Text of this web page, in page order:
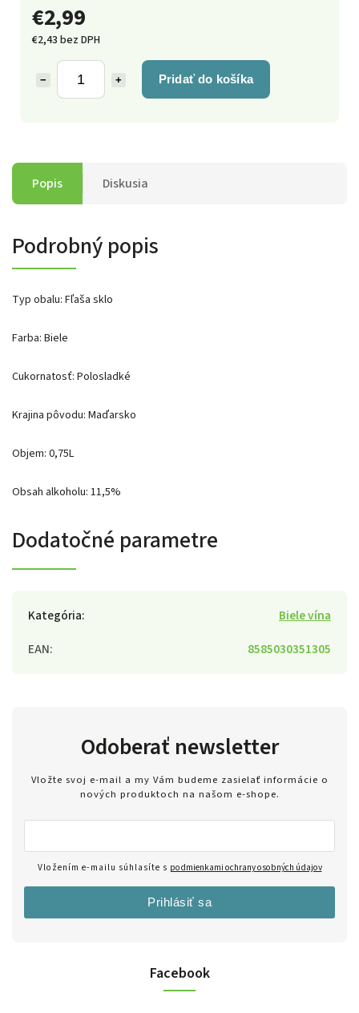
€2,99
€2,43 bez DPH
+
− Pridať do košíka
Popis Diskusia
Podrobný popis
Typ obalu: Fľaša sklo
Farba: Biele
Cukornatosť: Polosladké
Krajina pôvodu: Maďarsko
Objem: 0,75L
Obsah alkoholu: 11,5%
Dodatočné parametre
Kategória:
Biele vína
EAN: 8585030351305
Facebook
Odoberať newsletter
Vložte svoj e-mail a my Vám budeme zasielať informácie o
nových produktoch na našom e-shope.
Vložením e-mailu súhlasíte s podmienkami ochrany osobných údajov
Prihlásiť sa